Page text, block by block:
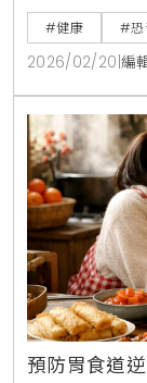
異，提供科學
的生活節奏。
#健康 #恐
2026/02/20 編
預防胃食道